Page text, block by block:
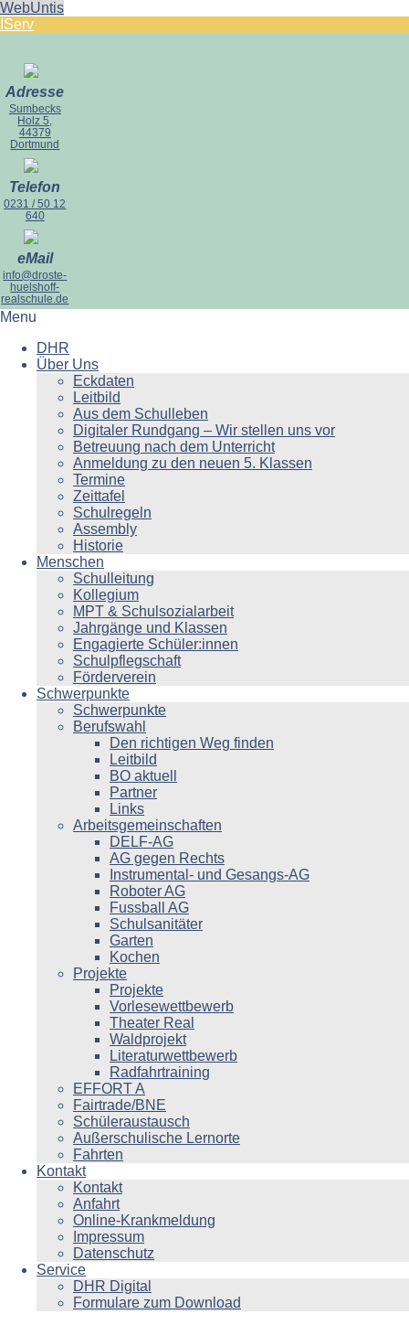
WebUntis
IServ
Adresse
Sumbecks
Holz 5,
44379
Dortmund
Telefon
0231 / 50 12
640
eMail
info@droste-
huelshoff-
realschule.de
Menu
DHR
Über Uns
Eckdaten
Leitbild
Aus dem Schulleben
Digitaler Rundgang – Wir stellen uns vor
Betreuung nach dem Unterricht
Anmeldung zu den neuen 5. Klassen
Termine
Zeittafel
Schulregeln
Assembly
Historie
Menschen
Schulleitung
Kollegium
MPT & Schulsozialarbeit
Jahrgänge und Klassen
Engagierte Schüler:innen
Schulpflegschaft
Förderverein
Schwerpunkte
Schwerpunkte
Berufswahl
Den richtigen Weg finden
Leitbild
BO aktuell
Partner
Links
Arbeitsgemeinschaften
DELF-AG
AG gegen Rechts
Instrumental- und Gesangs-AG
Roboter AG
Fussball AG
Schulsanitäter
Garten
Kochen
Projekte
Projekte
Vorlesewettbewerb
Theater Real
Waldprojekt
Literaturwettbewerb
Radfahrtraining
EFFORT A
Fairtrade/BNE
Schüleraustausch
Außerschulische Lernorte
Fahrten
Kontakt
Kontakt
Anfahrt
Online-Krankmeldung
Impressum
Datenschutz
Service
DHR Digital
Formulare zum Download